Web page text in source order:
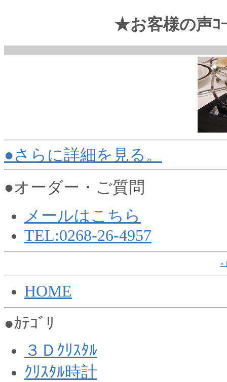
★お客様の声ｺ
●さらに詳細を見る。
●オーダー・ご質問
メールはこちら
TEL:0268-26-4957
«
HOME
●ｶﾃｺﾞﾘ
３Ｄｸﾘｽﾀﾙ
ｸﾘｽﾀﾙ時計